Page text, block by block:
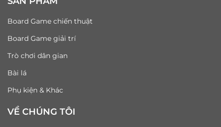
Board Game chiến thuật
Board Game giải trí
Trò chơi dân gian
Bài lá
Phụ kiện & Khác
VỀ CHÚNG TÔI